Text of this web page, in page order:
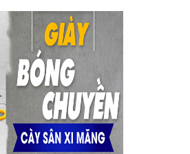
TÙY CHỌN